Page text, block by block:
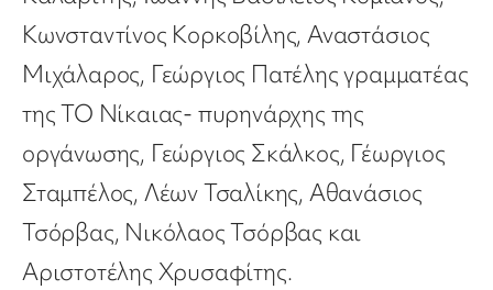
Κωνσταντίνος Κορκοβίλης, Αναστάσιος
Μιχάλαρος, Γεώργιος Πατέλης γραμματέας
της ΤΟ Νίκαιας- πυρηνάρχης της
οργάνωσης, Γεώργιος Σκάλκος, Γέωργιος
Σταμπέλος, Λέων Τσαλίκης, Αθανάσιος
Τσόρβας, Νικόλαος Τσόρβας και
Αριστοτέλης Χρυσαφίτης.